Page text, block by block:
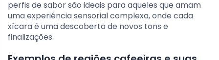
perfis de sabor são ideais para aqueles que amam
uma experiência sensorial complexa, onde cada
xícara é uma descoberta de novos tons e
finalizações.